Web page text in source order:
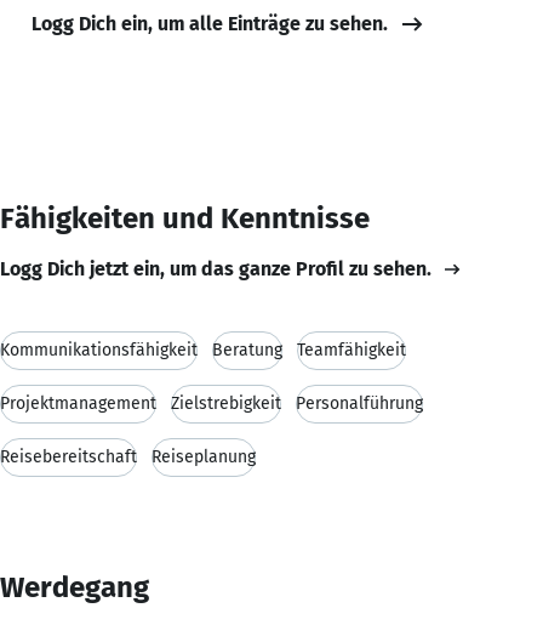
Logg Dich ein, um alle Einträge zu sehen.
Fähigkeiten und Kenntnisse
Logg Dich jetzt ein, um das ganze Profil zu sehen.
Kommunikationsfähigkeit Beratung Teamfähigkeit
Projektmanagement Zielstrebigkeit Personalführung
Reisebereitschaft Reiseplanung
Werdegang